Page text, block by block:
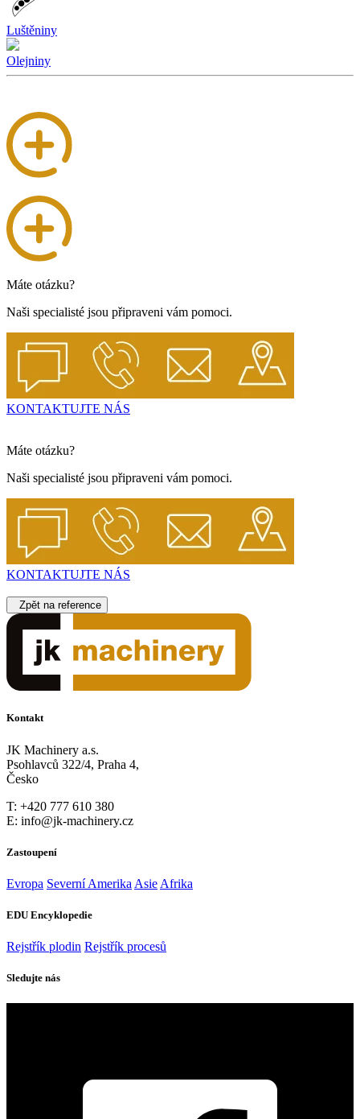
Luštěniny
Olejniny
Máte otázku?
Naši specialisté jsou připraveni vám pomoci.
KONTAKTUJTE NÁS
Máte otázku?
Naši specialisté jsou připraveni vám pomoci.
KONTAKTUJTE NÁS
Zpět na reference
Kontakt
JK Machinery a.s.
Psohlavců 322/4, Praha 4,
Česko
T: +420 777 610 380
E: info@jk-machinery.cz
Zastoupení
Evropa Severní Amerika Asie Afrika
EDU Encyklopedie
Rejstřík plodin Rejstřík procesů
Sledujte nás